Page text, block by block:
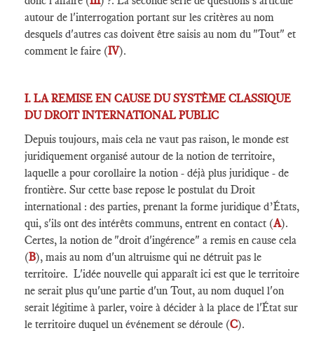
autour de l'interrogation portant sur les critères au nom
desquels d'autres cas doivent être saisis au nom du "Tout" et
comment le faire (IV).
I. LA REMISE EN CAUSE DUSYSTÈME CLASSIQUE
DU DROIT INTERNATIONAL PUBLIC
Depuis toujours, mais cela ne vaut pas raison, le monde est
juridiquement organisé autour de la notion de territoire,
laquelle a pour corollaire la notion - déjà plus juridique - de
frontière. Sur cette base repose le postulat du Droit
international : des parties, prenant la forme juridique d’États,
qui, s'ils ont des intérêts communs, entrent en contact (A).
Certes, la notion de "droit d'ingérence" a remis en cause cela
(B), mais au nom d'un altruisme qui ne détruit pas le
territoire. L'idée nouvelle qui apparaît ici est que le territoire
ne serait plus qu'une partie d'un Tout, au nom duquel l'on
serait légitime à parler, voire à décider à la place de l'État sur
le territoire duquel un événement se déroule (C).